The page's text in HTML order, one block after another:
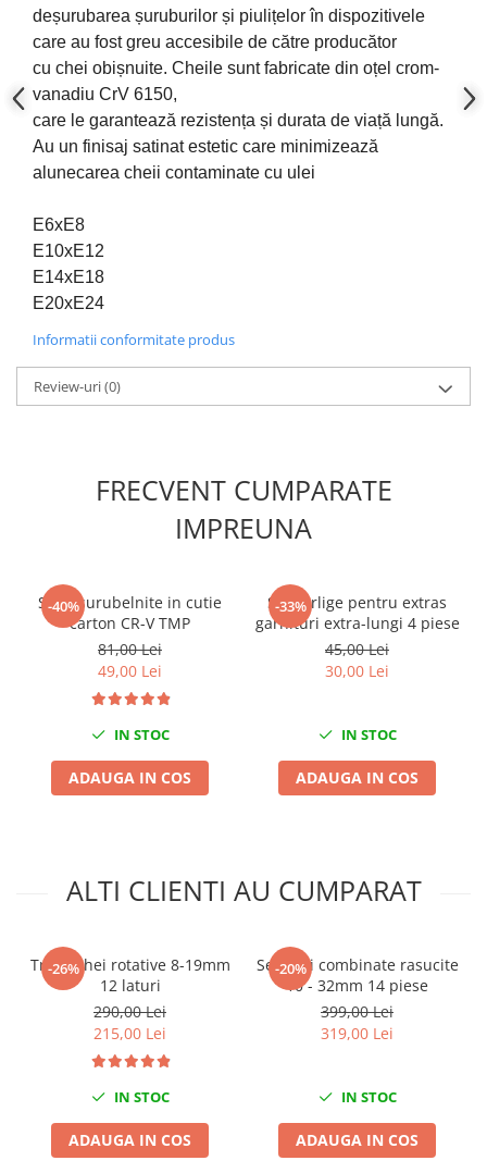
Slefuitoare electrice
Scule fixare distributie
Alfa romeo
Audi
Bmw
Chevrolet
Citroen
Dacia
Fiat
Ford
Jaguar
Jeep
Lancia
Peugeot
Renault
Suzuki
Universale
Scule pentru tinichigerie
Accesorii Pneumatice
Alte scule pneumatice
Chei cu clichet
Compresoare
Filtre Pneumatice
Furtune Aer Comprimat
Pistoale de vopsit
deșurubarea șuruburilor și piulițelor în dispozitivele
care au fostgreu accesibile de către producător
cu chei obișnuite. Cheile sunt fabricate din oțel crom-
vanadiu CrV 6150,
care le garantează rezistența și durata de viață lungă.
Au un finisaj satinat estetic care minimizează
alunecarea cheii contaminate cu ulei
E6xE8
E10xE12
E14xE18
E20xE24
Informatii conformitate produs
Review-uri(0)
FRECVENT CUMPARATE
IMPREUNA
-40%
Set 6 surubelnite in cutie
carton CR-V TMP
81,00 Lei
49,00 Lei
IN STOC
ADAUGA IN COS
-33%
Set carlige pentru extras
garnituri extra-lungi 4 piese
45,00 Lei
30,00 Lei
IN STOC
ADAUGA IN COS
ALTI CLIENTI AU CUMPARAT
-26%
Trusa chei rotative 8-19mm
12 laturi
290,00 Lei
215,00 Lei
IN STOC
ADAUGA IN COS
-20%
Set chei combinate rasucite
10 - 32mm 14 piese
399,00 Lei
319,00 Lei
IN STOC
ADAUGA IN COS